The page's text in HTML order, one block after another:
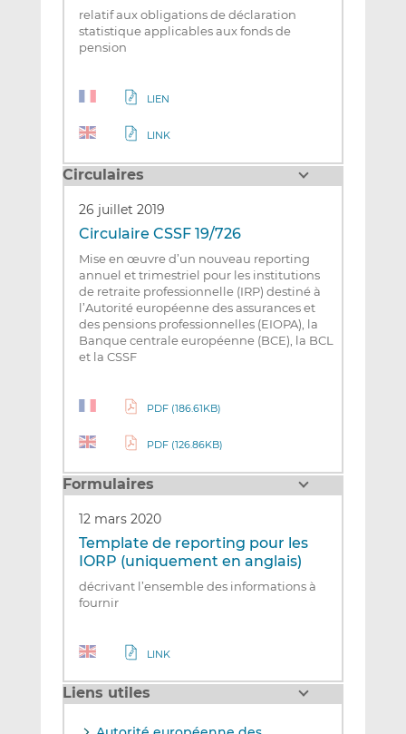
relatif aux obligations de déclaration
statistique applicables aux fonds de
pension
LIEN
LINK
Circulaires
26 juillet 2019
Circulaire CSSF 19/726
Mise en œuvre d’un nouveau reporting
annuel et trimestriel pour les institutions
de retraite professionnelle (IRP) destiné à
l’Autorité européenne des assurances et
des pensions professionnelles (EIOPA), la
Banque centrale européenne (BCE), la BCL
et la CSSF
PDF (186.61KB)
PDF (126.86KB)
Formulaires
12 mars 2020
Template de reporting pour les
IORP (uniquement en anglais)
décrivant l’ensemble des informations à
fournir
LINK
Liens utiles